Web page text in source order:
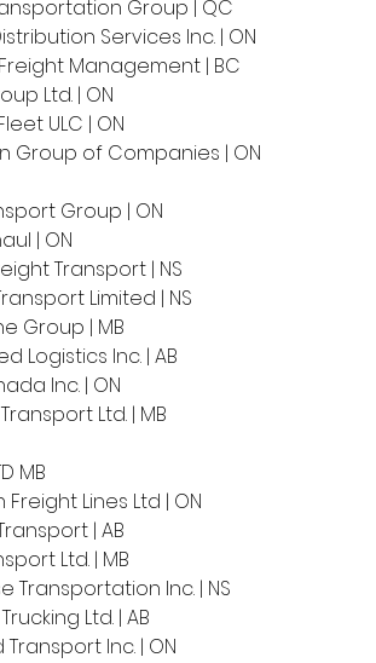
Group | QC
Services Inc. | ON
Management | BC
Ltd. | ON
ULC | ON
Group of Companies | ON
Group | ON
| ON
Transport | NS
Limited | NS
Group | MB
Logistics Inc. | AB
Inc. | ON
Ltd. | MB
MB
Lines Ltd | ON
| AB
Ltd. | MB
Transportation Inc. | NS
Ltd. | AB
Inc. | ON